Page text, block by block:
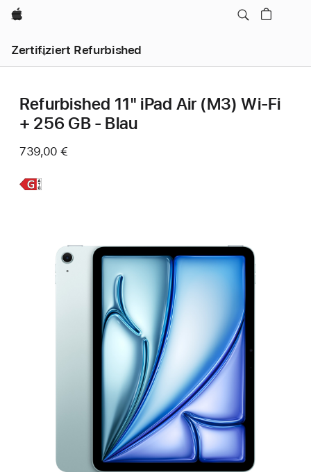
Apple
Zertifiziert Refurbished
Refurbished 11" iPad Air (M3) Wi‑Fi
+ 256 GB - Blau
739,00 €
Weitere